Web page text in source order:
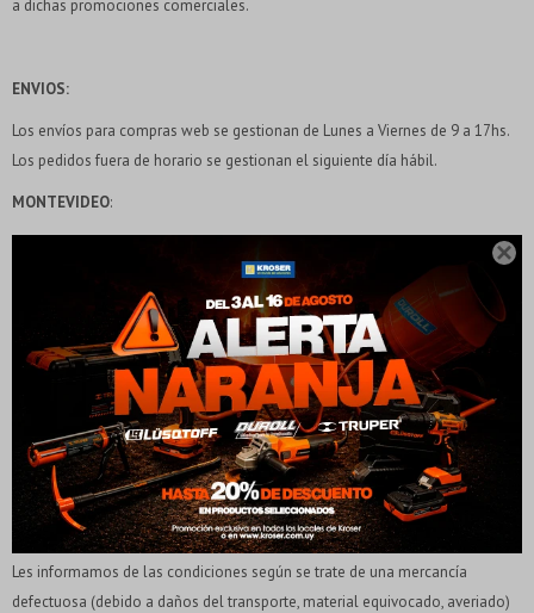

a dichas promociones comerciales.
ENVIOS:
Los envíos para compras web se gestionan de Lunes a Viernes de 9 a 17hs.
Los pedidos fuera de horario se gestionan el siguiente día hábil.
MONTEVIDEO:
Las compras mayores a $5000 no tienen costo, salvo artículos de gran porte
Las compras menores a $5000, tienen un costo de envío de $300.
ENVIOS AL INTERIOR:
Los envíos al interior tienen un costo de $300 que contempla el traslado
desde el punto de venta hasta la agencia correspondiente. El cliente tiene la
opción de elegir la empresa de transporte con los costos correspondientes
a su cargo.
Les informamos de las condiciones según se trate de una mercancía
defectuosa (debido a daños del transporte, material equivocado, averiado)
Comprá ahora y Pagá
Después, hasta en 12
cuotas y sin tocar tu
tarjeta de crédito
cuotas * ¡Solo con tu cédula!
* sujeto aprobación crediticia.
Verifica si estás calificado para comprar con Pago
Después:
Cédula de identidad
Celular
Fecha de nacimiento
Día Mes Año
Estás calificado para comprar usando Pago Después.
¡Tenés hasta para comprar en las cuotas que
prefieras!
Elegí tus productos preferidos
Elegís Pago Después como metodo de pago
* sujeto a aprobación crediticia. El monto disponible
puede variar por comercio
Ups!
Parece que no tenes oferta, lamentamos el
inconveniente, por cualquier duda contactanos
enpreguntas@pagodespues.com.uy
¡Algo salió mal!
Por favor intenta nuevamente mas tarde.